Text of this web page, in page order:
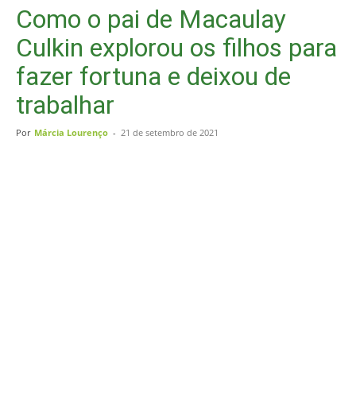
Como o pai de Macaulay
Culkin explorou os filhos para
fazer fortuna e deixou de
trabalhar
Por Márcia Lourenço - 21 de setembro de 2021